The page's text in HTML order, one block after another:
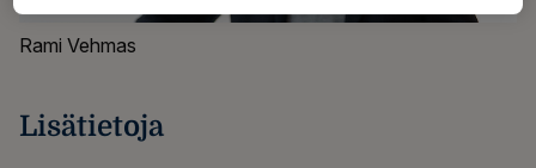
Rami Vehmas
Lisätietoja